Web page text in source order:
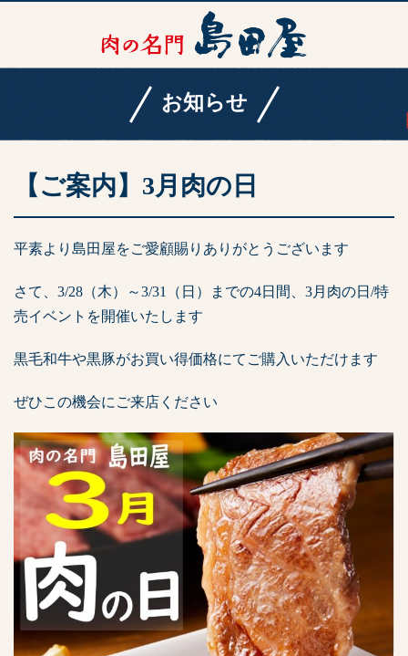
お知らせ
【ご案内】3月肉の日
平素より島田屋をご愛顧賜りありがとうございます
さて、3/28（木）～3/31（日）までの4日間、3月肉の日/特
売イベントを開催いたします
黒毛和牛や黒豚がお買い得価格にてご購入いただけます
ぜひこの機会にご来店ください